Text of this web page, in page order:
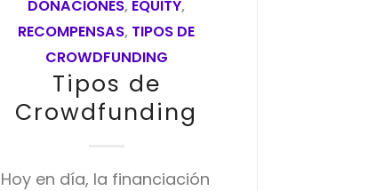
DONACIONES, EQUITY,
RECOMPENSAS, TIPOS DE
CROWDFUNDING
Tipos de
Crowdfunding
Hoy en día, la financiación